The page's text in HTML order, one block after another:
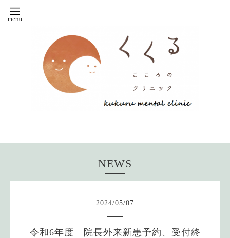
NEWS
2024/05/07
令和6年度 院長外来新患予約、受付終